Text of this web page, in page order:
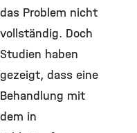
das Problem nicht
vollständig. Doch
Studien haben
gezeigt, dass eine
Behandlung mit
dem in